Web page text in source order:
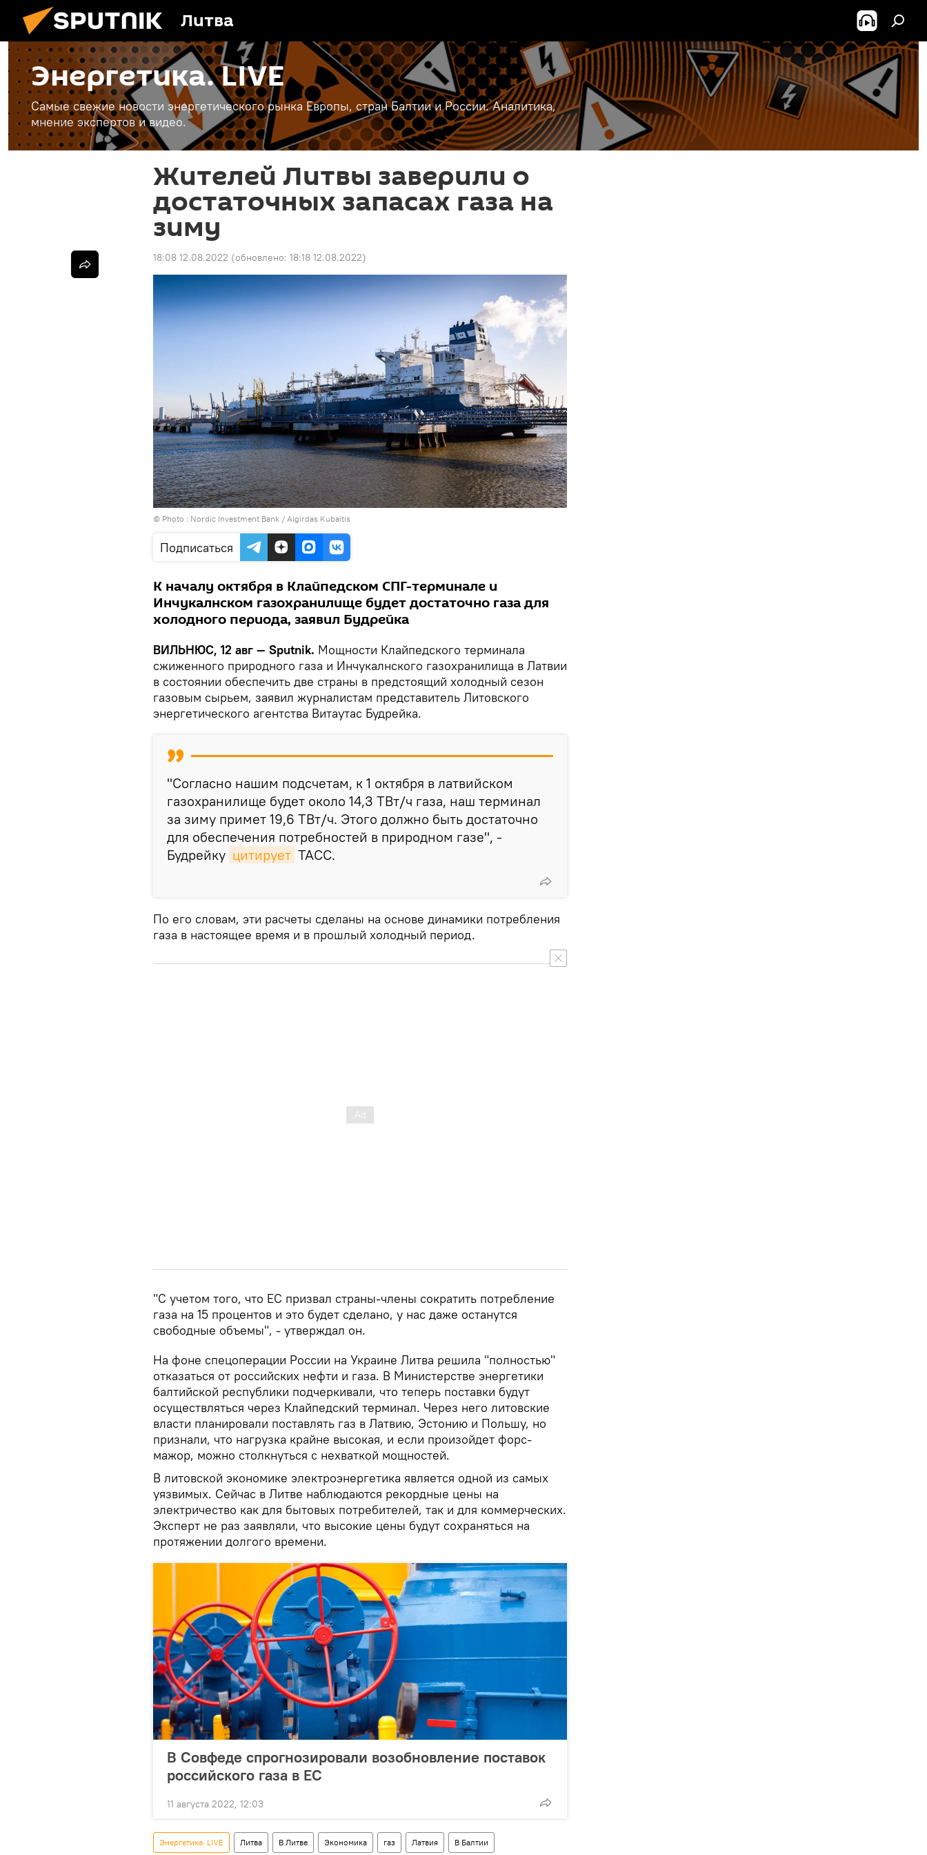
Литва
Энергетика. LIVE
Самые свежие новости энергетического рынка Европы, стран Балтии и России. Аналитика,
мнение экспертов и видео.
Жителей Литвы заверили о
достаточных запасах газа на
зиму
18:08 12.08.2022 (обновлено: 18:18 12.08.2022)
© Photo : Nordic Investment Bank / Algirdas Kubaitis
Подписаться
К началу октября в Клайпедском СПГ-терминале и
Инчукалнском газохранилище будет достаточно газа для
холодного периода, заявил Будрейка
ВИЛЬНЮС, 12 авг — Sputnik. Мощности Клайпедского терминала
сжиженного природного газа и Инчукалнского газохранилища в Латвии
в состоянии обеспечить две страны в предстоящий холодный сезон
газовым сырьем, заявил журналистам представитель Литовского
энергетического агентства Витаутас Будрейка.
"Согласно нашим подсчетам, к 1 октября в латвийском
газохранилище будет около 14,3 ТВт/ч газа, наш терминал
за зиму примет 19,6 ТВт/ч. Этого должно быть достаточно
для обеспечения потребностей в природном газе", -
Будрейку цитирует ТАСС.
По его словам, эти расчеты сделаны на основе динамики потребления
газа в настоящее время и в прошлый холодный период.
"С учетом того, что ЕС призвал страны-члены сократить потребление
газа на 15 процентов и это будет сделано, у нас даже останутся
свободные объемы", - утверждал он.
На фоне спецоперации России на Украине Литва решила "полностью"
отказаться от российских нефти и газа. В Министерстве энергетики
балтийской республики подчеркивали, что теперь поставки будут
осуществляться через Клайпедский терминал. Через него литовские
власти планировали поставлять газ в Латвию, Эстонию и Польшу, но
признали, что нагрузка крайне высокая, и если произойдет форс-
мажор, можно столкнуться с нехваткой мощностей.
В литовской экономике электроэнергетика является одной из самых
уязвимых. Сейчас в Литве наблюдаются рекордные цены на
электричество как для бытовых потребителей, так и для коммерческих.
Эксперт не раз заявляли, что высокие цены будут сохраняться на
протяжении долгого времени.
В Совфеде спрогнозировали возобновление поставок
российского газа в ЕС
11 августа 2022, 12:03
Энергетика. LIVE Литва В Литве Экономика газ Латвия В Балтии